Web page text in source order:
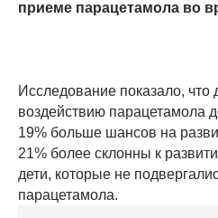
приеме парацетамола во
Исследование показало, что
воздействию парацетамола
19% больше шансов на
21% более склонны к
дети, которые не
парацетамола.